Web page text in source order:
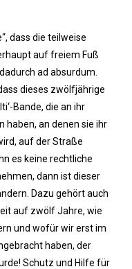
dass die teilweise
auf freiem Fuß
ad absurdum.
dieses zwölfjährige
Bande, die an ihr
haben, an denen sie ihr
auf der Straße
es keine rechtliche
dann ist dieser
Dazu gehört auch
auf zwölf Jahre, wie
und wofür wir erst im
haben, der
Schutz und Hilfe für